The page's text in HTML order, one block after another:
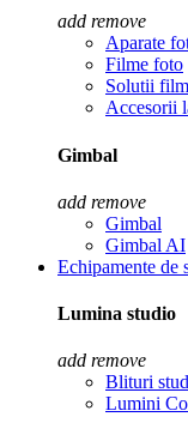
add remove
Aparate
Filme foto
Solutii
Accesorii
Gimbal
add remove
Gimbal
Gimbal AI
Echipamente de
Lumina studio
add remove
Blituri
Lumini